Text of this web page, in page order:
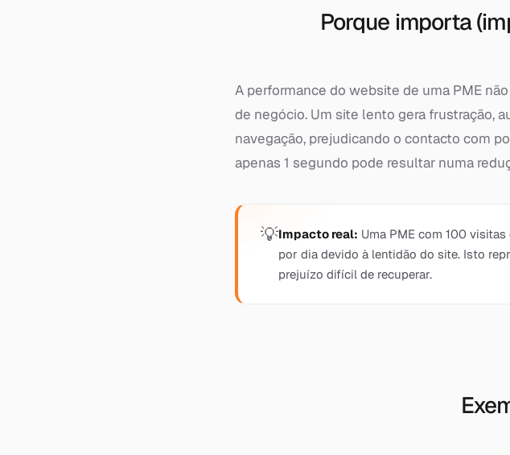
Porque importa
A performance do website de uma PME
de negócio. Um site lento gera frustração,
navegação, prejudicando o contacto com
apenas 1 segundo pode resultar numa
Impacto real: Uma PME com 100
por dia devido à lentidão do site. Isto
prejuízo difícil de recuperar.